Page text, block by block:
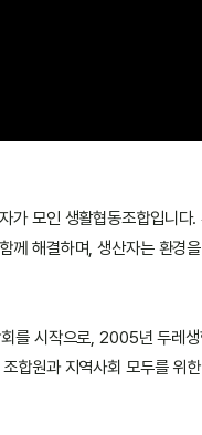
가 모인 생활협동조합입니
께 해결하며, 생산자는 환경
를 시작으로, 2005년 두레
합원과 지역사회 모두를 위